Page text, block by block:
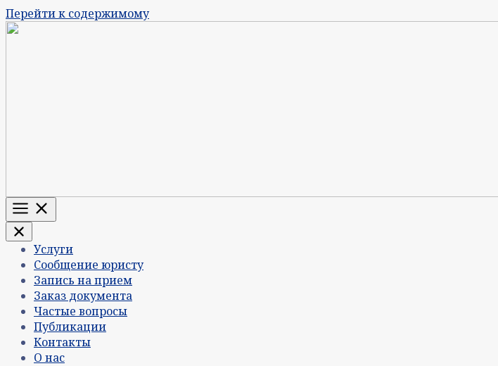
Перейти к содержимому
Меню
Услуги
Сообщение юристу
Запись на прием
Заказ документа
Частые вопросы
Публикации
Контакты
О нас